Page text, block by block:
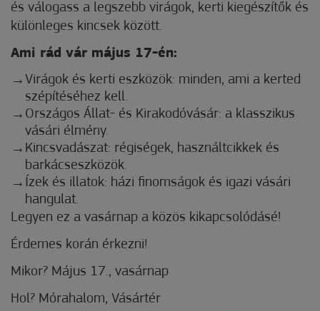
és válogass a legszebb virágok, kerti kiegészítők és
különleges kincsek között.
Ami rád vár május 17-én:
Virágok és kerti eszközök: minden, ami a kerted
szépítéséhez kell.
Országos Állat- és Kirakodóvásár: a klasszikus
vásári élmény.
Kincsvadászat: régiségek, használtcikkek és
barkácseszközök.
Ízek és illatok: házi finomságok és igazi vásári
hangulat.
Legyen ez a vasárnap a közös kikapcsolódásé!
Érdemes korán érkezni!
Mikor? Május 17., vasárnap
Hol? Mórahalom, Vásártér